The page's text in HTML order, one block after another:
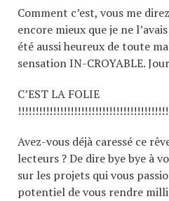
Comment c’est, vous me
encore mieux que je ne
été aussi heureux de toute
sensation IN-CROYABLE.
C’EST LA FOLIE
Avez-vous déjà caressé ce
lecteurs ? De dire bye bye à
sur les projets qui vous
potentiel de vous rendre